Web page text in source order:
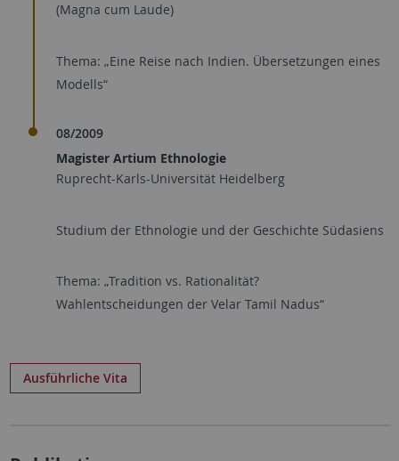
(Magna cum Laude)
Thema: „Eine Reise nach Indien. Übersetzungen eines
Modells“
08/2009
Magister Artium Ethnologie
Ruprecht-Karls-Universität Heidelberg
Studium der Ethnologie und der Geschichte Südasiens
Thema: „Tradition vs. Rationalität?
Wahlentscheidungen der Velar Tamil Nadus“
Ausführliche Vita